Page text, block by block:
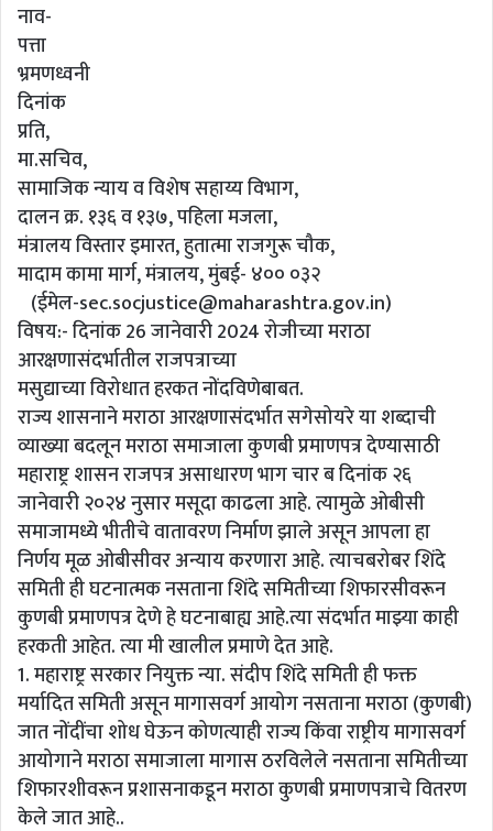
नाव-
पत्ता
भ्रमणध्वनी
दिनांक
प्रति,
मा.सचिव,
सामाजिक न्याय व विशेष सहाय्य विभाग,
दालन क्र. १३६ व १३७, पहिला मजला,
मंत्रालय विस्तार इमारत, हुतात्मा राजगुरू चौक,
मादाम कामा मार्ग, मंत्रालय, मुंबई- ४०० ०३२
(ईमेल-sec.socjustice@maharashtra.gov.in)
विषय:- दिनांक 26 जानेवारी 2024 रोजीच्या मराठा
आरक्षणासंदर्भातील राजपत्राच्या
मसुद्याच्या विरोधात हरकत नोंदविणेबाबत.
राज्य शासनाने मराठा आरक्षणासंदर्भात सगेसोयरे या शब्दाची
व्याख्या बदलून मराठा समाजाला कुणबी प्रमाणपत्र देण्यासाठी
महाराष्ट्र शासन राजपत्र असाधारण भाग चार ब दिनांक २६
जानेवारी २०२४ नुसार मसूदा काढला आहे. त्यामुळे ओबीसी
समाजामध्ये भीतीचे वातावरण निर्माण झाले असून आपला हा
निर्णय मूळ ओबीसीवर अन्याय करणारा आहे. त्याचबरोबर शिंदे
समिती ही घटनात्मक नसताना शिंदे समितीच्या शिफारसीवरून
कुणबी प्रमाणपत्र देणे हे घटनाबाह्य आहे.त्या संदर्भात माझ्या काही
हरकती आहेत. त्या मी खालील प्रमाणे देत आहे.
1. महाराष्ट्र सरकार नियुक्त न्या. संदीप शिंदे समिती ही फक्त
मर्यादित समिती असून मागासवर्ग आयोग नसताना मराठा (कुणबी)
जात नोंदींचा शोध घेऊन कोणत्याही राज्य किंवा राष्ट्रीय मागासवर्ग
आयोगाने मराठा समाजाला मागास ठरविलेले नसताना समितीच्या
शिफारशीवरून प्रशासनाकडून मराठा कुणबी प्रमाणपत्राचे वितरण
केले जात आहे..